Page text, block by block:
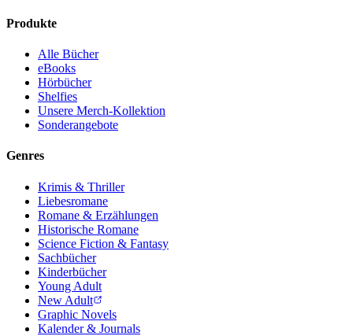
Produkte
Alle Bücher
eBooks
Hörbücher
Shelfies
Unsere Merch-Kollektion
Sonderangebote
Genres
Krimis & Thriller
Liebesromane
Romane & Erzählungen
Historische Romane
Science Fiction & Fantasy
Sachbücher
Kinderbücher
Young Adult
New Adult
Graphic Novels
Kalender & Journals